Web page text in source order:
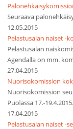
Seuraava
12.05.2015
Pelastusalan naiset -
Pelastusalan
Agendalla on mm.
27.04.2015
Nuorisokomission
Nuorisokomission
Puolassa 17.-19.4.2015.
17.04.2015
Pelastusalan naiset -